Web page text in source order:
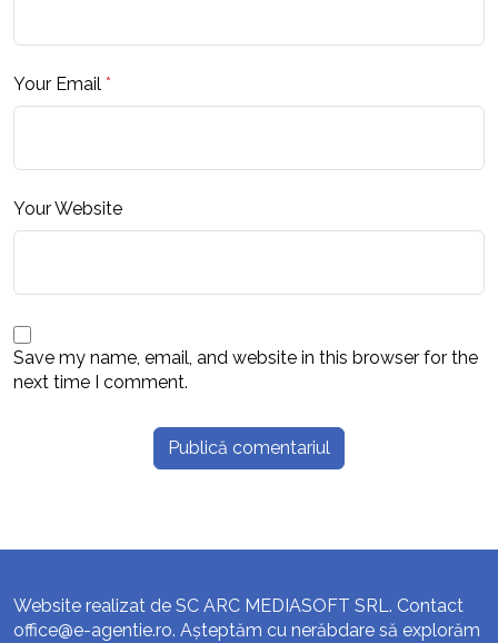
Your Email *
Your Website
Save my name, email, and website in this browser for the
next time I comment.
Website realizat de SC ARC MEDIASOFT SRL. Contact
office@e-agentie.ro. Așteptăm cu nerăbdare să explorăm